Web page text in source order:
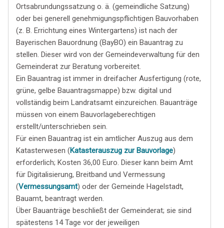
Ortsabrundungssatzung o. ä. (gemeindliche Satzung)
oder bei generell genehmigungspflichtigen Bauvorhaben
(z. B. Errichtung eines Wintergartens) ist nach der
Bayerischen Bauordnung (BayBO) ein Bauantrag zu
stellen. Dieser wird von der Gemeindeverwaltung für den
Gemeinderat zur Beratung vorbereitet.
Ein Bauantrag ist immer in dreifacher Ausfertigung (rote,
grüne, gelbe Bauantragsmappe) bzw. digital und
vollständig beim Landratsamt einzureichen. Bauanträge
müssen von einem Bauvorlageberechtigen
erstellt/unterschrieben sein.
Für einen Bauantrag ist ein amtlicher Auszug aus dem
Katasterwesen (Katasterauszug zur Bauvorlage)
erforderlich; Kosten 36,00 Euro. Dieser kann beim Amt
für Digitalisierung, Breitband und Vermessung
(Vermessungsamt) oder der Gemeinde Hagelstadt,
Bauamt, beantragt werden.
Über Bauanträge beschließt der Gemeinderat; sie sind
spätestens 14 Tage vor der jeweiligen